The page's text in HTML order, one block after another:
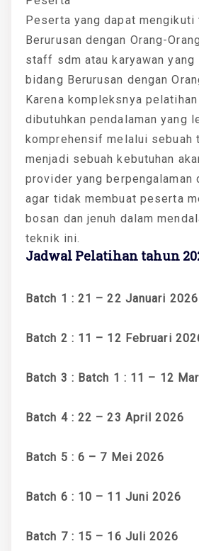
Peserta yang dapat mengikuti
Berurusan dengan Orang-
staff sdm atau karyawan yang
bidang Berurusan dengan
Karena kompleksnya
dibutuhkan pendalaman yang
komprehensif melalui sebuah
menjadi sebuah kebutuhan
provider yang berpengalaman
agar tidak membuat peserta
bosan dan jenuh dalam
teknik ini.
Jadwal Pelatihan tahun
Batch 1 : 21 – 22 Januari 2026
Batch 2 : 11 – 12 Februari
Batch 3 : Batch 1 : 11 – 12
Batch 4 : 22 – 23 April 2026
Batch 5 : 6 – 7 Mei 2026
Batch 6 : 10 – 11 Juni 2026
Batch 7 : 15 – 16 Juli 2026